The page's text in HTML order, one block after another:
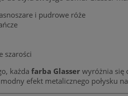
i pudrowe róże
szarości
każda farba Glasser wyróżnia się
efekt metalicznego połysku